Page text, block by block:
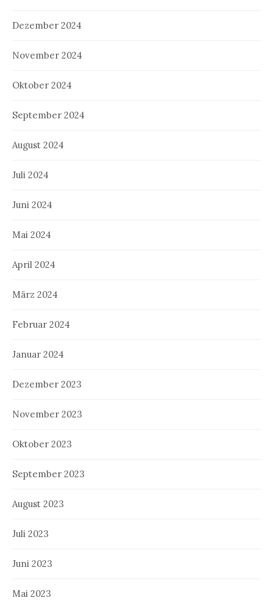
Dezember 2024
November 2024
Oktober 2024
September 2024
August 2024
Juli 2024
Juni 2024
Mai 2024
April 2024
März 2024
Februar 2024
Januar 2024
Dezember 2023
November 2023
Oktober 2023
September 2023
August 2023
Juli 2023
Juni 2023
Mai 2023